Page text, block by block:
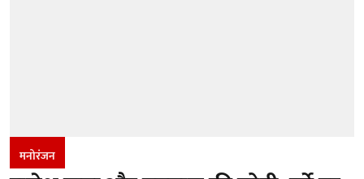
मनोरंजन